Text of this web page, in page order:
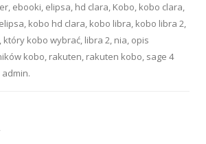
, ebooki, elipsa, hd clara, Kobo, kobo clara,
, kobo hd clara, kobo libra, kobo libra 2,
, który kobo wybrać, libra 2, nia, opis
kobo, rakuten, rakuten kobo, sage 4
admin.